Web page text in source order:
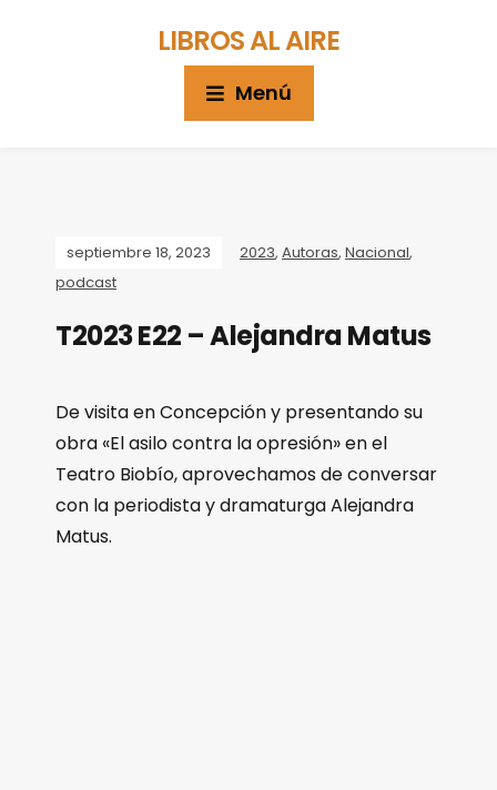
LIBROS AL AIRE
Menú
septiembre 18, 2023 2023, Autoras, Nacional,
podcast
T2023 E22 – Alejandra Matus
De visita en Concepción y presentando su
obra «El asilo contra la opresión» en el
Teatro Biobío, aprovechamos de conversar
con la periodista y dramaturga Alejandra
Matus.